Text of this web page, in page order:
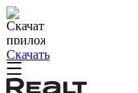
Скачать